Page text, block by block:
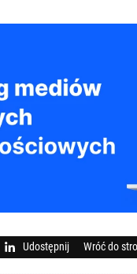
Udostępnij Wróć do